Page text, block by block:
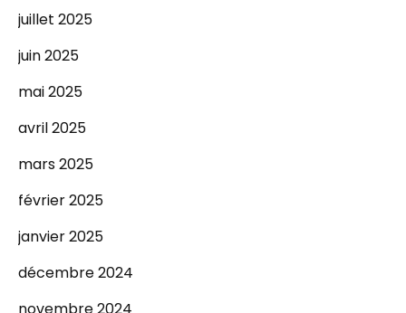
juillet 2025
juin 2025
mai 2025
avril 2025
mars 2025
février 2025
janvier 2025
décembre 2024